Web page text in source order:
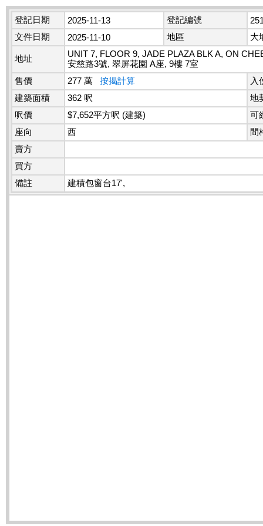
登記日期 2025-11-13 登記編號
文件日期
2025-11-10 地區 大
地址
UNIT 7, FLOOR 9, JADE PLAZA BLK A, ON
安慈路3號, 翠屏花園 A座, 9樓 7室
售價
277 萬 按揭計算
入
建築面積
362 呎
地
呎價
$7,652平方呎 (建築)
可
座向
西
間
賣方
買方
備註
建積包窗台17',